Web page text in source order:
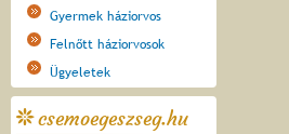
Gyermek háziorvos
Felnőtt háziorvosok
Ügyeletek
csemoegeszseg.hu